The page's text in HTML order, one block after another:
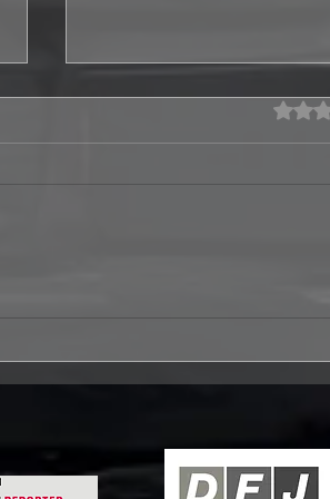
Mit 0